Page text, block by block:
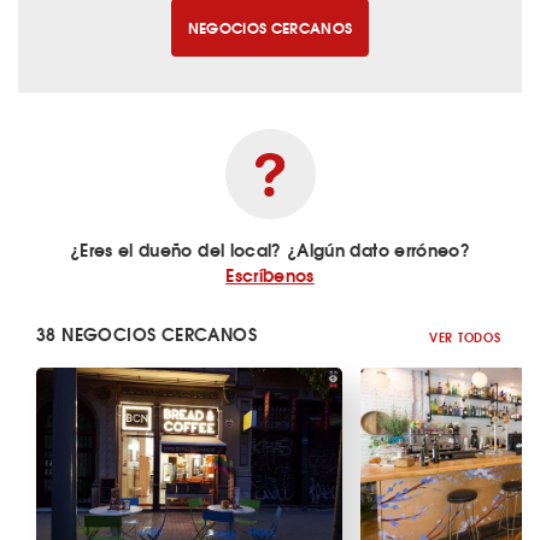
NEGOCIOS CERCANOS
¿Eres el dueño del local? ¿Algún dato erróneo?
Escríbenos
38 NEGOCIOS CERCANOS VER TODOS